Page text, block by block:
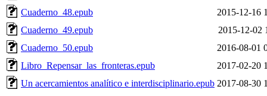
Cuaderno_48.epub
2015-12-16
Cuaderno_49.epub
2015-12-02
Cuaderno_50.epub
2016-08-01
Libro_Repensar_las_fronteras.epub
2017-02-20
Un acercamientos analítico e interdisciplinario.epub 2017-08-30